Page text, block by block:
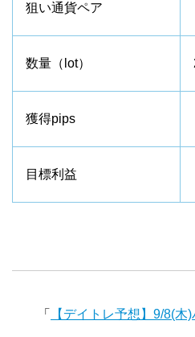
狙い通貨ペア
数量（lot）
獲得pips
目標利益
「 【デイトレ予想】9/8(木